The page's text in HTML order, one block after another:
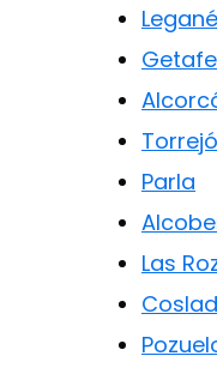
Getafe
Parla
Las